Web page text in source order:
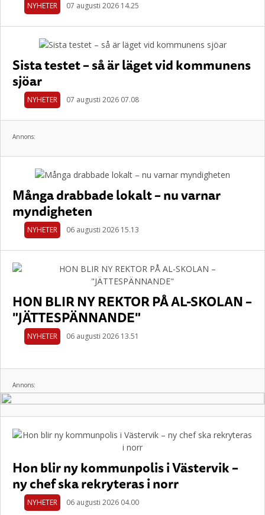
NYHETER 07 augusti 2026 14.25
Sista testet – så är läget vid kommunens
sjöar
NYHETER 07 augusti 2026 07.08
Annons:
Många drabbade lokalt – nu varnar
myndigheten
NYHETER 06 augusti 2026 15.13
HON BLIR NY REKTOR PÅ AL-SKOLAN –
"JÄTTESPÄNNANDE"
NYHETER 06 augusti 2026 13.51
Annons:
Hon blir ny kommunpolis i Västervik –
ny chef ska rekryteras i norr
NYHETER 06 augusti 2026 04.00